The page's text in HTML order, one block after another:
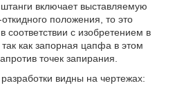
включает выставляемую
положения, то это
соответствии с изобретением в
как запорная цапфа в этом
точек запирания.
видны на чертежах: